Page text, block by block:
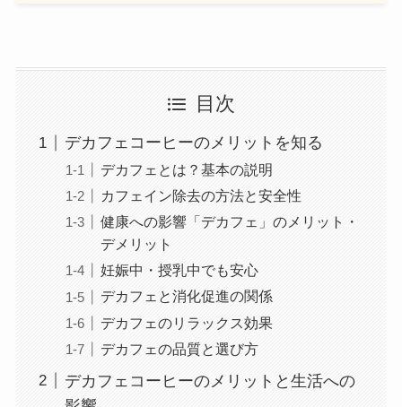
目次
デカフェコーヒーのメリットを知る
デカフェとは？基本の説明
カフェイン除去の方法と安全性
健康への影響「デカフェ」のメリット・
デメリット
妊娠中・授乳中でも安心
デカフェと消化促進の関係
デカフェのリラックス効果
デカフェの品質と選び方
デカフェコーヒーのメリットと生活への